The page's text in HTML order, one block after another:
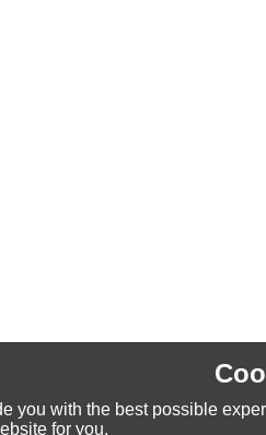
you with the best possible
for you.